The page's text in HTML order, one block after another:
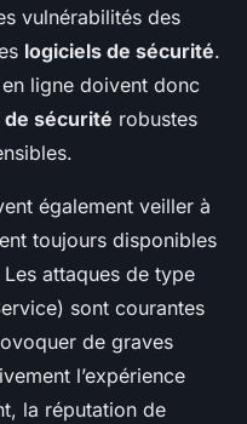
vulnérabilités des
logiciels de sécurité.
ligne doivent donc
sécurité robustes
également veiller à
toujours disponibles
attaques de type
sont courantes
de graves
l’expérience
la réputation de